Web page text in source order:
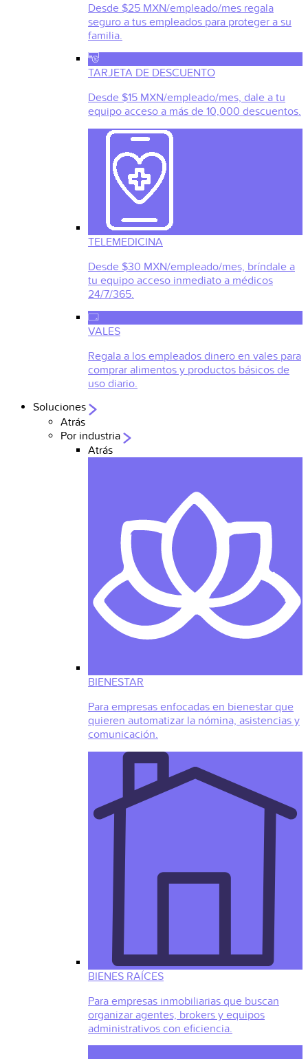
Desde $25 MXN/empleado/mes regala
seguro a tus empleados para proteger a su
familia.
TARJETA DE DESCUENTO
Desde $15 MXN/empleado/mes, dale a tu
equipo acceso a más de 10,000 descuentos.
TELEMEDICINA
Desde $30 MXN/empleado/mes, bríndale a
tu equipo acceso inmediato a médicos
24/7/365.
VALES
Regala a los empleados dinero en vales para
comprar alimentos y productos básicos de
uso diario.
Soluciones
Atrás
Por industria
Atrás
BIENESTAR
Para empresas enfocadas en bienestar que
quieren automatizar la nómina, asistencias y
comunicación.
BIENES RAÍCES
Para empresas inmobiliarias que buscan
organizar agentes, brokers y equipos
administrativos con eficiencia.